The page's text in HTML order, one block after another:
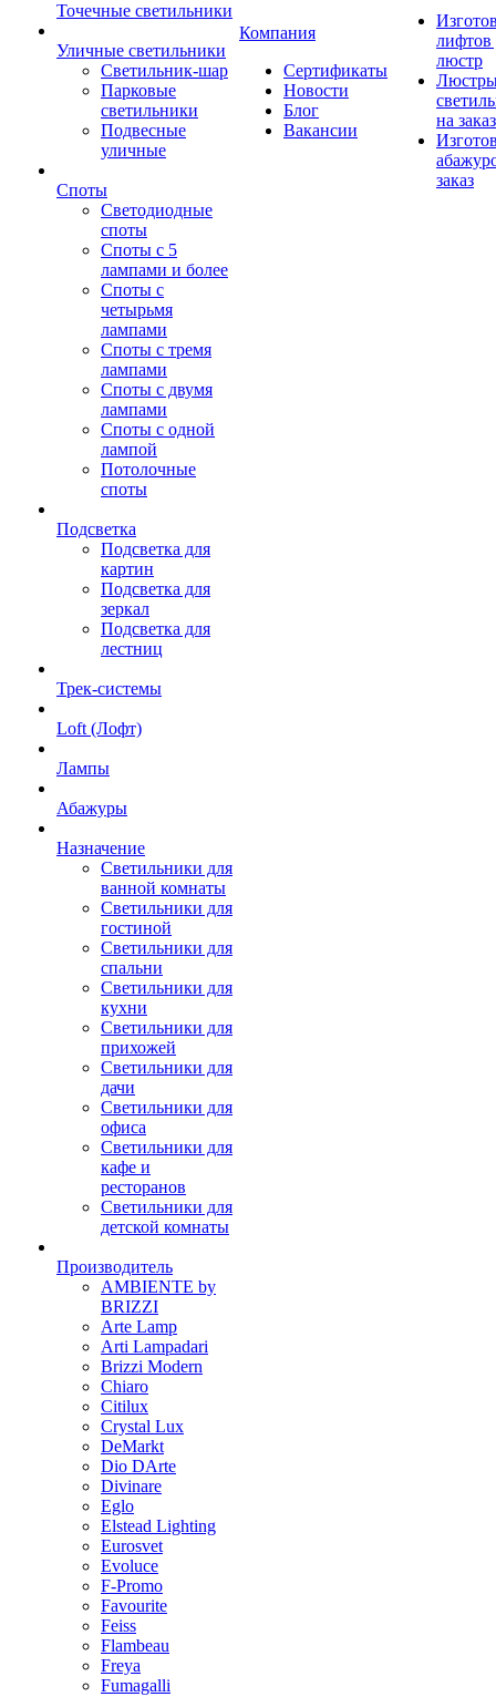
Точечные светильники
Уличные светильники
Светильник-шар
Парковые
светильники
Подвесные
уличные
Споты
Светодиодные
споты
Споты с 5
лампами и более
Споты с
четырьмя
лампами
Споты с тремя
лампами
Споты с двумя
лампами
Споты с одной
лампой
Потолочные
споты
Подсветка
Подсветка для
картин
Подсветка для
зеркал
Подсветка для
лестниц
Трек-системы
Loft (Лофт)
Лампы
Абажуры
Назначение
Светильники для
ванной комнаты
Светильники для
гостиной
Светильники для
спальни
Светильники для
кухни
Светильники для
прихожей
Светильники для
дачи
Светильники для
офиса
Светильники для
кафе и
ресторанов
Светильники для
детской комнаты
Производитель
AMBIENTE by
BRIZZI
Arte Lamp
Arti Lampadari
Brizzi Modern
Chiaro
Citilux
Crystal Lux
DeMarkt
Dio DArte
Divinare
Eglo
Elstead Lighting
Eurosvet
Evoluce
F-Promo
Favourite
Feiss
Flambeau
Freya
Fumagalli
Компания
Сертификаты
Новости
Блог
Вакансии
лифтов
люстр
на заказ
заказ